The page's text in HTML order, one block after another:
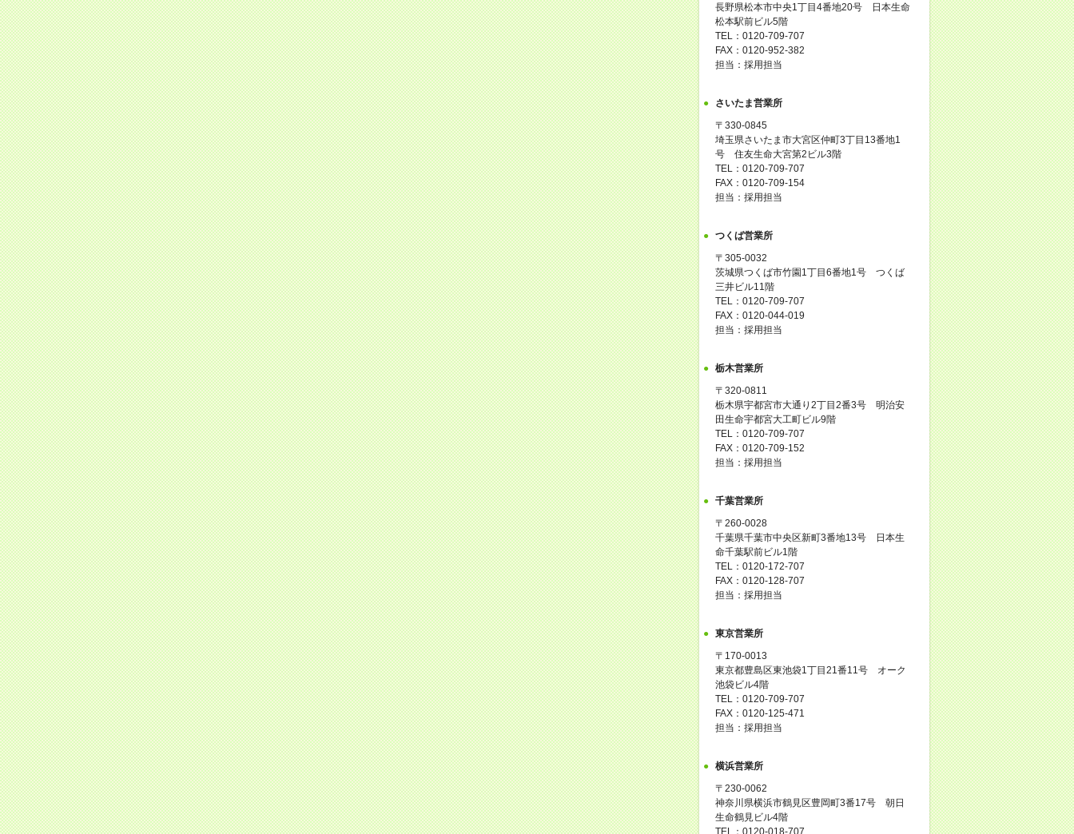
長野県松本市中央1丁目4番地20号 日本生命
松本駅前ビル5階
TEL：0120-709-707
FAX：0120-952-382
担当：採用担当
さいたま営業所
〒330-0845
埼玉県さいたま市大宮区仲町3丁目13番地1
号 住友生命大宮第2ビル3階
TEL：0120-709-707
FAX：0120-709-154
担当：採用担当
つくば営業所
〒305-0032
茨城県つくば市竹園1丁目6番地1号 つくば
三井ビル11階
TEL：0120-709-707
FAX：0120-044-019
担当：採用担当
栃木営業所
〒320-0811
栃木県宇都宮市大通り2丁目2番3号 明治安
田生命宇都宮大工町ビル9階
TEL：0120-709-707
FAX：0120-709-152
担当：採用担当
千葉営業所
〒260-0028
千葉県千葉市中央区新町3番地13号 日本生
命千葉駅前ビル1階
TEL：0120-172-707
FAX：0120-128-707
担当：採用担当
東京営業所
〒170-0013
東京都豊島区東池袋1丁目21番11号 オーク
池袋ビル4階
TEL：0120-709-707
FAX：0120-125-471
担当：採用担当
横浜営業所
〒230-0062
神奈川県横浜市鶴見区豊岡町3番17号 朝日
生命鶴見ビル4階
TEL：0120-018-707